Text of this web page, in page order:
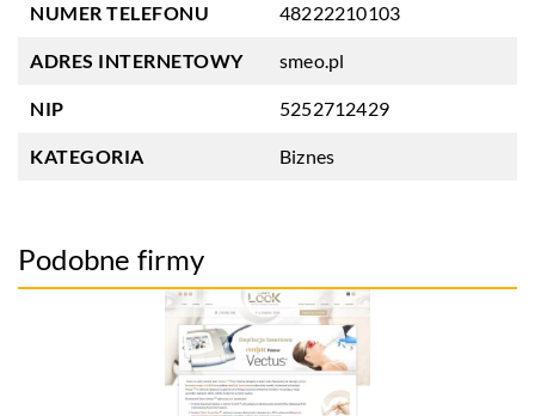
NUMER TELEFONU 48222210103
ADRES INTERNETOWY smeo.pl
NIP 5252712429
KATEGORIA Biznes
Podobne firmy